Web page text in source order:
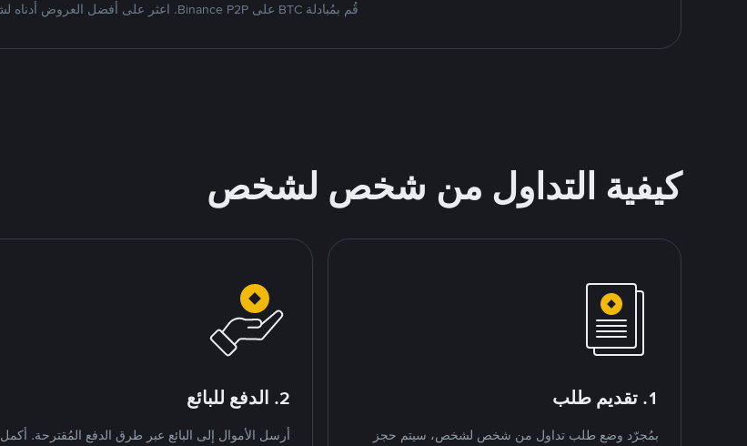
قُم بمُبادلة BTC على Binance P2P. اعثر على أفضل العروض أدناه لشراء وبيع Bitcoin
كيفية التداول من شخص لشخص
1. تقديم طلب
بمُجرّد وضع طلب تداول من شخص لشخص، سيتم حجز
2. الدفع للبائع
أرسل الأموال إلى البائع عبر طرق الدفع المُقترحة. أكمل